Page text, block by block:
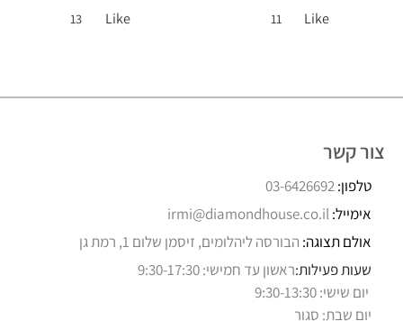
Like
11
Like
13
צור קשר
טלפון:03-6426692
אימייל:irmi@diamondhouse.co.il
אולם תצוגה: הבורסה ליהלומים, זיסמן שלום 1, רמת גן
שעות פעילות:ראשון עד חמישי: 9:30-17:30
יום שישי: 9:30-13:30
יום שבת: סגור